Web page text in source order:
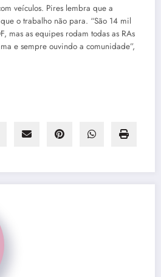
veículos. Pires lembra que a
o trabalho não para. “São 14 mil
mas as equipes rodam todas as RAs
e sempre ouvindo a comunidade”,